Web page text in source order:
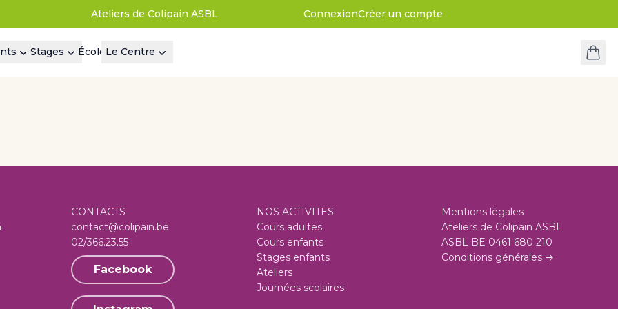
Ateliers de Colipain ASBL ConnexionCréer un compte
Stages École Le Centre
CONTACTS
contact@colipain.be
02/366.23.55
Facebook
NOS ACTIVITES
Cours adultes
Cours enfants
Stages enfants
Ateliers
Journées scolaires
Mentions légales
Ateliers de Colipain ASBL
ASBL BE 0461 680 210
Conditions générales →